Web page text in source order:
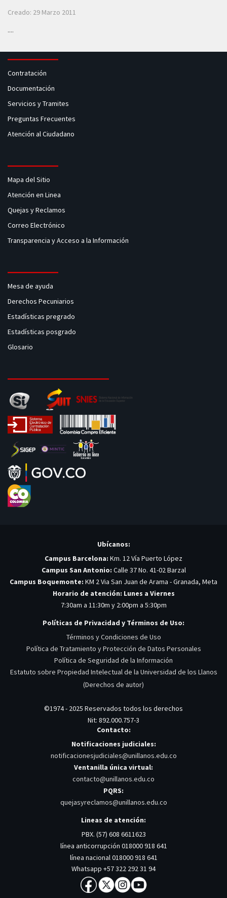
Creado: 29 Marzo 2011
....
Contratación
Documentación
Servicios y Tramites
Preguntas Frecuentes
Atención al Ciudadano
Mapa del Sitio
Atención en Linea
Quejas y Reclamos
Correo Electrónico
Transparencia y Acceso a la Información
Mesa de ayuda
Derechos Pecuniarios
Estadísticas pregrado
Estadísticas posgrado
Glosario
Ubícanos:
Campus Barcelona: Km. 12 Vía Puerto López
Campus San Antonio: Calle 37 No. 41-02 Barzal
Campus Boquemonte: KM 2 Via San Juan de Arama - Granada, Meta
Horario de atención: Lunes a Viernes
7:30am a 11:30m y 2:00pm a 5:30pm
Políticas de Privacidad y Términos de Uso:
Términos y Condiciones de Uso
Política de Tratamiento y Protección de Datos Personales
Política de Seguridad de la Información
Estatuto sobre Propiedad Intelectual de la Universidad de los Llanos
(Derechos de autor)
©1974 - 2025 Reservados todos los derechos
Nit: 892.000.757-3
Contacto:
Notificaciones judiciales:
notificacionesjudiciales@unillanos.edu.co
Ventanilla única virtual:
contacto@unillanos.edu.co
PQRS:
quejasyreclamos@unillanos.edu.co
Lineas de atención:
PBX. (57) 608 6611623
línea anticorrupción 018000 918 641
línea nacional 018000 918 641
Whatsapp +57 322 292 31 94